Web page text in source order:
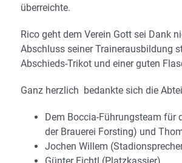
überreichte.
Rico geht dem Verein Gott sei Dank
Abschluss seiner Trainerausbildung
Abschieds-Trikot und einer guten
Ganz herzlich bedankte sich die
Dem Boccia-Führungsteam für
der Brauerei Forsting) und
Jochen Willem
Günter Fichtl (Platzkassier)